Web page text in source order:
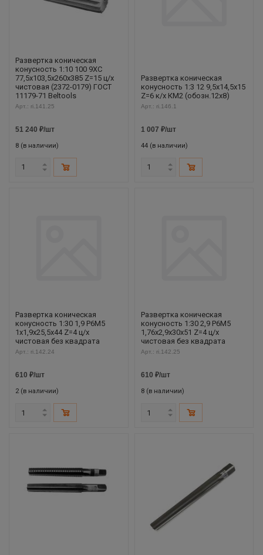
Развертка коническая
конусность 1:10 100 9ХС
77,5х103,5х260х385 Z=15 ц/х
чистовая (2372-0179) ГОСТ
11179-71 Beltools
Арт.: ri.141.25
51 240 ₽/шт
8 (в наличии)
Развертка коническая
конусность 1:3 12 9,5х14,5х15
Z=6 к/х КМ2 (обозн.12х8)
Арт.: ri.146.1
1 007 ₽/шт
44 (в наличии)
Развертка коническая
конусность 1:30 1,9 Р6М5
1х1,9х25,5х44 Z=4 ц/х
чистовая без квадрата
Арт.: ri.142.24
610 ₽/шт
2 (в наличии)
Развертка коническая
конусность 1:30 2,9 Р6М5
1,76х2,9х30х51 Z=4 ц/х
чистовая без квадрата
Арт.: ri.142.25
610 ₽/шт
8 (в наличии)